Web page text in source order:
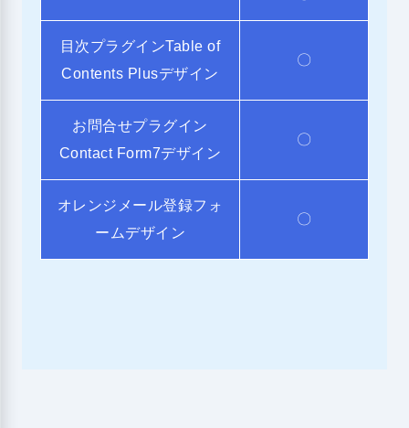
目次プラグインTable of
Contents Plusデザイン
〇
お問合せプラグイン
Contact Form7デザイン
〇
オレンジメール登録フォ
ームデザイン
〇